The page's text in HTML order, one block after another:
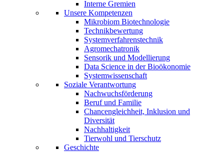
Interne Gremien
Unsere Kompetenzen
Mikrobiom Biotechnologie
Technikbewertung
Systemverfahrenstechnik
Agromechatronik
Sensorik und Modellierung
Data Science in der Bioökonomie
Systemwissenschaft
Soziale Verantwortung
Nachwuchsförderung
Beruf und Familie
Chancengleichheit, Inklusion und
Diversität
Nachhaltigkeit
Tierwohl und Tierschutz
Geschichte